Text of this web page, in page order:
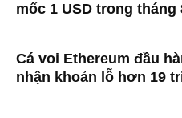
mốc 1 USD trong tháng
Cá voi Ethereum đầu
nhận khoản lỗ hơn 19